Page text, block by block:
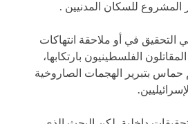
المشروع للسكان المدنيين .
في أو ملاحقة انتهاكات
الفلسطينيون بارتكابها،
حماس بتبرير الهجمات الصاروخية